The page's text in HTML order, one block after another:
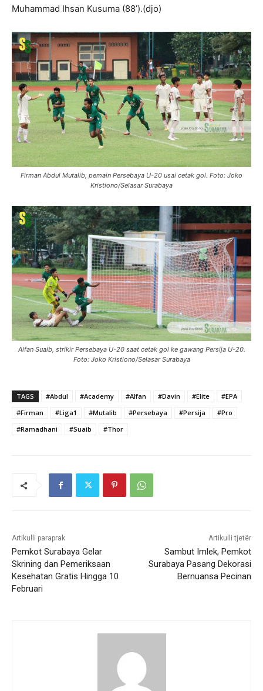
Muhammad Ihsan Kusuma (88’).(djo)
Firman Abdul Mutalib, pemain Persebaya U-20 usai cetak gol. Foto: Joko
Kristiono/Selasar Surabaya
Alfan Suaib, strikir Persebaya U-20 saat cetak gol ke gawang Persija U-20.
Foto: Joko Kristiono/Selasar Surabaya
TAGS #Abdul #Academy #Alfan #Davin #Elite
#EPA
#Firman
#Liga1 #Mutalib #Persebaya #Persija
#Pro
#Ramadhani
#Suaib #Thor
Artikulli paraprak
Pemkot Surabaya Gelar
Skrining dan Pemeriksaan
Kesehatan Gratis Hingga 10
Februari
Artikulli tjetër
Sambut Imlek, Pemkot
Surabaya Pasang Dekorasi
Bernuansa Pecinan